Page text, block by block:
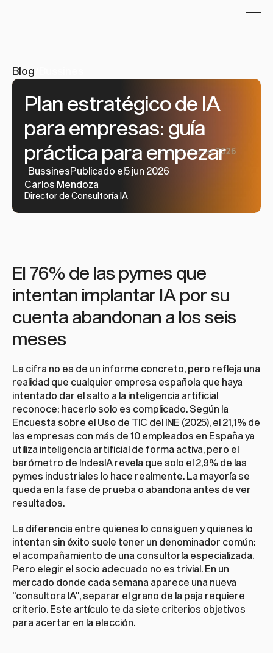
Blog
Plan estratégico de IA
para empresas: guía
práctica para empezar
BussinesPublicado el5 jun 2026
Carlos Mendoza
Director de Consultoría IA
El 76% de las pymes que
intentan implantar IA por su
cuenta abandonan a los seis
meses
La cifra no es de un informe concreto, pero refleja una
realidad que cualquier empresa española que haya
intentado dar el salto a la inteligencia artificial
reconoce: hacerlo solo es complicado. Según la
Encuesta sobre el Uso de TIC del INE (2025), el 21,1% de
las empresas con más de 10 empleados en España ya
utiliza inteligencia artificial de forma activa, pero el
barómetro de IndesIA revela que solo el 2,9% de las
pymes industriales lo hace realmente. La mayoría se
queda en la fase de prueba o abandona antes de ver
resultados.
La diferencia entre quienes lo consiguen y quienes lo
intentan sin éxito suele tener un denominador común:
el acompañamiento de una consultoría especializada.
Pero elegir el socio adecuado no es trivial. En un
mercado donde cada semana aparece una nueva
"consultora IA", separar el grano de la paja requiere
criterio. Este artículo te da siete criterios objetivos
para acertar en la elección.